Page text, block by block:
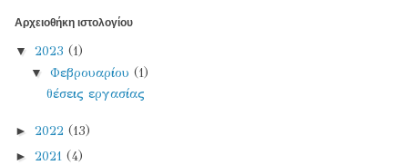
Αρχειοθήκη ιστολογίου
▼ 2023 (1)
▼ Φεβρουαρίου (1)
θέσεις εργασίας
► 2022 (13)
► 2021 (4)